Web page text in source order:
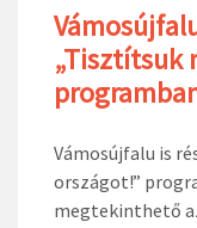
„Tisztítsuk
Vámosújfalu is
országot!”
megtekinthető